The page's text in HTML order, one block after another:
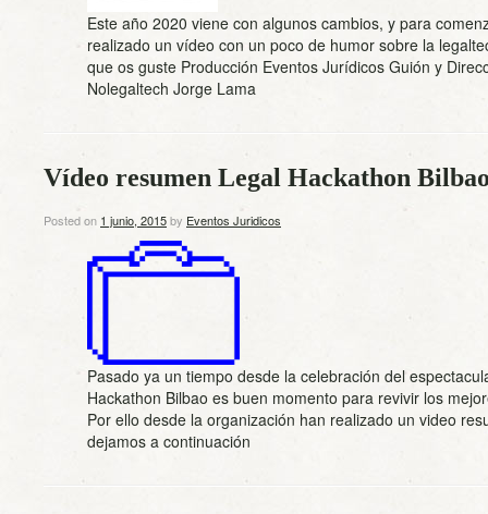
Este año 2020 viene con algunos cambios, y para
realizado un vídeo con un poco de humor sobre la
que os guste Producción Eventos Jurídicos Guión y
Nolegaltech Jorge Lama
Vídeo resumen Legal Hackathon
Posted on 1 junio, 2015by Eventos Juridicos
Pasado ya un tiempo desde la celebración del
Hackathon Bilbao es buen momento para revivir los
Por ello desde la organización han realizado un video
dejamos a continuación